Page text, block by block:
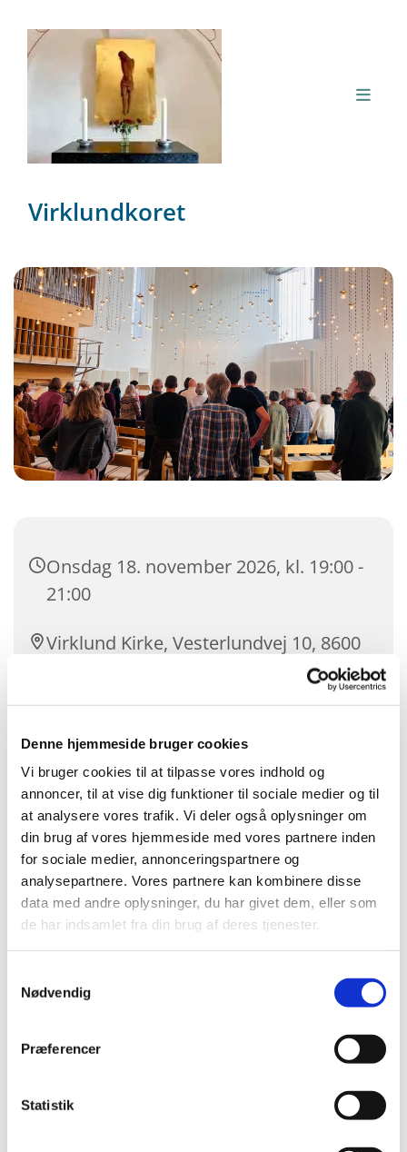
Denne hjemmeside bruger cookies
Vi bruger cookies til at tilpasse vores indhold og
annoncer, til at vise dig funktioner til sociale medier og til
at analysere vores trafik. Vi deler også oplysninger om
din brug af vores hjemmeside med vores partnere inden
for sociale medier, annonceringspartnere og
analysepartnere. Vores partnere kan kombinere disse
data med andre oplysninger, du har givet dem, eller som
de har indsamlet fra din brug af deres tjenester.
Nødvendig
Præferencer
Statistik
Virklundkoret
Onsdag 18. november 2026, kl. 19:00 -
21:00
Virklund Kirke, Vesterlundvej 10, 8600
Du vil måske også kunne